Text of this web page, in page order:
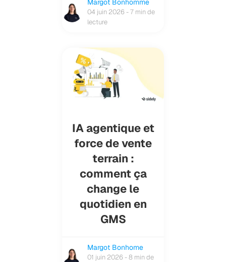
Margot Bonhomme
04 juin 2026 - 7 min de
lecture
IA agentique et
force de vente
terrain :
comment ça
change le
quotidien en
GMS
Margot Bonhome
01 juin 2026 - 8 min de